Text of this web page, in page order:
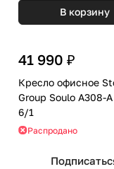
В корзину
41 990 ₽
Кресло офисное
Group Soulo A308-
6/1
Распродано